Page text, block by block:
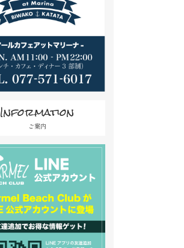
Information
ご案内